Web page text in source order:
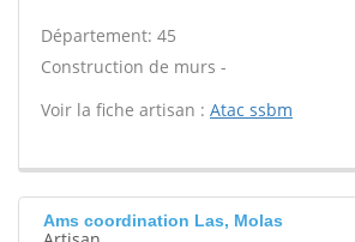
Département: 45
Construction de murs -
Voir la fiche artisan : Atac ssbm
Ams coordination Las, Molas